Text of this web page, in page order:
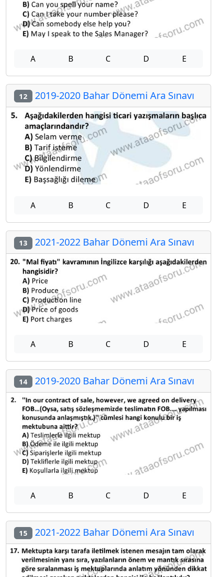
A B C D E
12 2019-2020 Bahar Dönemi Ara Sınavı
A B C D E
13 2021-2022 Bahar Dönemi Ara Sınavı
A B C D E
14 2019-2020 Bahar Dönemi Ara Sınavı
A B C D E
15 2021-2022 Bahar Dönemi Ara Sınavı